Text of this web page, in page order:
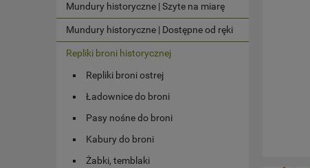
Mundury historyczne | Szyte na miarę
Mundury historyczne | Dostępne od ręki
Repliki broni historycznej
Repliki broni ostrej
Ładownice do broni
Pasy nośne do broni
Kabury do broni
Żabki, temblaki